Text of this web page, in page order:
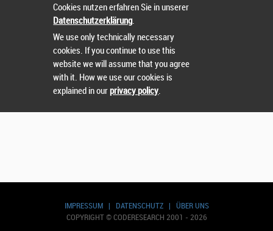
IMPRESSUM| DATENSCHUTZ| ÜBER UNS
COPYRIGHT © CODERESEARCH 2001 - 2026
Suchen
Cookies nutzen erfahren Sie in unserer
Datenschutzerklärung.
We use only technically necessary
cookies. If you continue to use this
website we will assume that you agree
with it. How we use our cookies is
explained in ourprivacy policy.